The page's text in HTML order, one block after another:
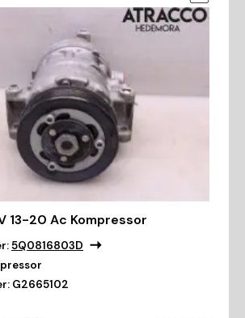
13-20 Ac Kompressor
5Q0816803D
G2665102